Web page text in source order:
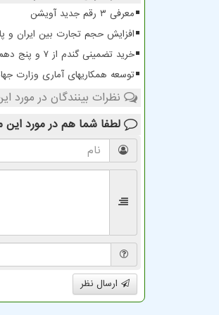
معرفی ۳ رقم جدید آویشن
افزایش حجم تجارت بین ایران و پاکستان به
خرید تضمینی گندم از ۷ و پنج دهم میلیون تن گذشت
توسعه همکاریهای آماری وزارت
نظرات بینندگان در مورد
لطفا شما هم در مورد
ارسال نظر